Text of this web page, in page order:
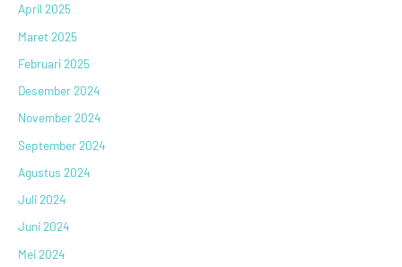
April 2025
Maret 2025
Februari 2025
Desember 2024
November 2024
September 2024
Agustus 2024
Juli 2024
Juni 2024
Mei 2024